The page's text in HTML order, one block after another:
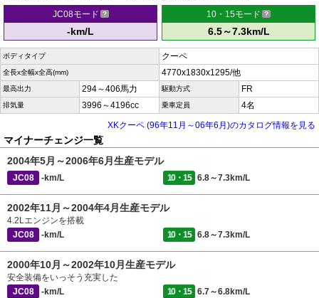
JC08モード
-km/L
10・15モード
6.5～7.3km/L
ボディタイプ クーペ
全長x全幅x全高(mm) 4770x1830x1295/他
最高出力 294～406馬力 駆動方式 FR
排気量 3996～4196cc 乗車定員
4名
XKクーペ (96年11月～06年6月)のカタログ情報を見る
マイナーチェンジ一覧
2004年5月～2006年6月生産モデル
JC08 -km/L 10・15 6.8～7.3km/L
2002年11月～2004年4月生産モデル
4.2Lエンジンを搭載
JC08
-km/L 10・15 6.8～7.3km/L
2000年10月～2002年10月生産モデル
安全装備をいっそう充実した
JC08
-km/L 10・15 6.7～6.8km/L